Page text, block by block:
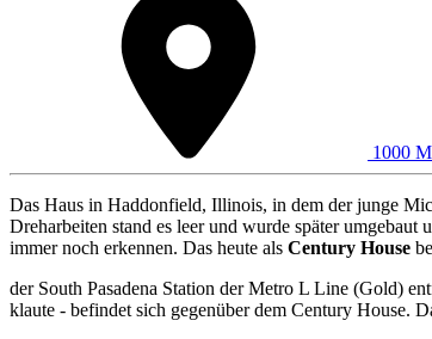
1000
Das Haus in Haddonfield, Illinois, in dem der junge
Dreharbeiten stand es leer und wurde später
immer noch erkennen. Das heute als Century House
der South Pasadena Station der Metro L Line (Gold)
klaute - befindet sich gegenüber dem Century House.